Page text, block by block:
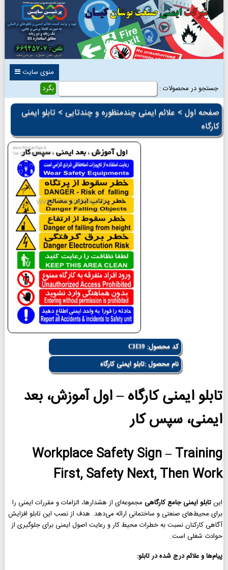
منوی سایت
جستجو در محصولات :
صفحه اول > علائم ایمنی چندمنظوره و چندتایی > تابلو ایمنی
کارگاه
کد محصول: CH39
نام محصول :تابلو ایمنی کارگاه
تابلو ایمنی کارگاه – اول آموزش، بعد
ایمنی، سپس کار
Workplace Safety Sign – Training
First, Safety Next, Then Work
اینتابلو ایمنی جامع کارگاهی مجموعه‌ای از هشدارها، الزامات و مقررات ایمنی را
برای محیط‌های صنعتی و ساختمانی ارائه می‌دهد. هدف از نصب این تابلو افزایش
آگاهی کارکنان نسبت به خطرات محیط کار و رعایت اصول ایمنی برای جلوگیری از
حوادث شغلی است.
پیام‌ها و علائم درج شده در تابلو: